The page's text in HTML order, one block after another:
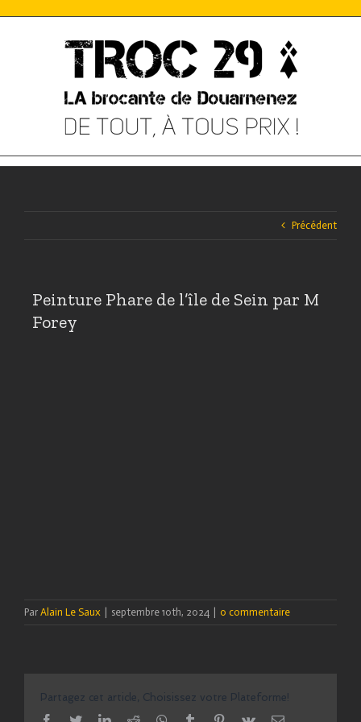
Précédent
Peinture Phare de l’île de Sein par M
Forey
Par Alain Le Saux septembre 10th, 2024 0 commentaire
Partagez cet article, Choisissez votre Plateforme!